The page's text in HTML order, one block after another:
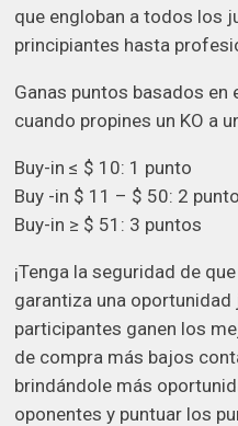
que engloban a todos los
principiantes hasta
Ganas puntos basados en
cuando propines un KO a
Buy-in ≤ $ 10: 1 punto
Buy -in $ 11 – $ 50: 2
Buy-in ≥ $ 51: 3 puntos
¡Tenga la seguridad de
garantiza una
participantes ganen los
de compra más bajos
brindándole más
oponentes y puntuar los